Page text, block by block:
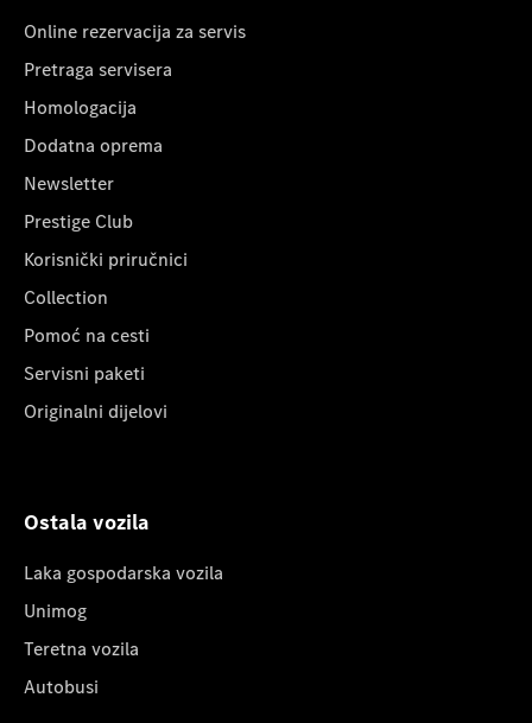
Online rezervacija za servis
Pretraga servisera
Homologacija
Dodatna oprema
Newsletter
Prestige Club
Korisnički priručnici
Collection
Pomoć na cesti
Servisni paketi
Originalni dijelovi
Ostala vozila
Laka gospodarska vozila
Unimog
Teretna vozila
Autobusi